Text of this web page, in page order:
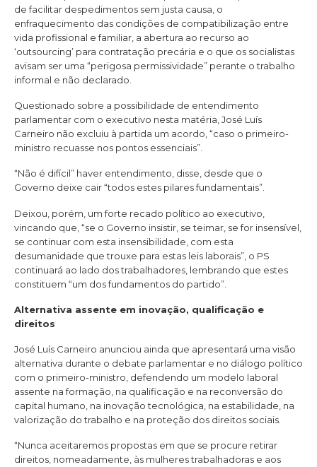
de facilitar despedimentos sem justa causa, o
enfraquecimento das condições de compatibilização entre
vida profissional e familiar, a abertura ao recurso ao
‘outsourcing’ para contratação precária e o que os socialistas
avisam ser uma “perigosa permissividade” perante o trabalho
informal e não declarado.
Questionado sobre a possibilidade de entendimento
parlamentar com o executivo nesta matéria, José Luís
Carneiro não excluiu à partida um acordo, “caso o primeiro-
ministro recuasse nos pontos essenciais”.
“Não é difícil” haver entendimento, disse, desde que o
Governo deixe cair “todos estes pilares fundamentais”.
Deixou, porém, um forte recado político ao executivo,
vincando que, “se o Governo insistir, se teimar, se for insensível,
se continuar com esta insensibilidade, com esta
desumanidade que trouxe para estas leis laborais”, o PS
continuará ao lado dos trabalhadores, lembrando que estes
constituem “um dos fundamentos do partido”.
Alternativa assente em inovação, qualificação e
direitos
José Luís Carneiro anunciou ainda que apresentará uma visão
alternativa durante o debate parlamentar e no diálogo político
com o primeiro-ministro, defendendo um modelo laboral
assente na formação, na qualificação e na reconversão do
capital humano, na inovação tecnológica, na estabilidade, na
valorização do trabalho e na proteção dos direitos sociais.
“Nunca aceitaremos propostas em que se procure retirar
direitos, nomeadamente, às mulheres trabalhadoras e aos